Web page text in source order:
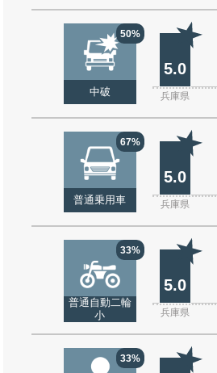
50%
中破
5.0
兵庫県
67%
普通乗用車
5.0
兵庫県
33%
普通自動二輪
小
5.0
兵庫県
33%